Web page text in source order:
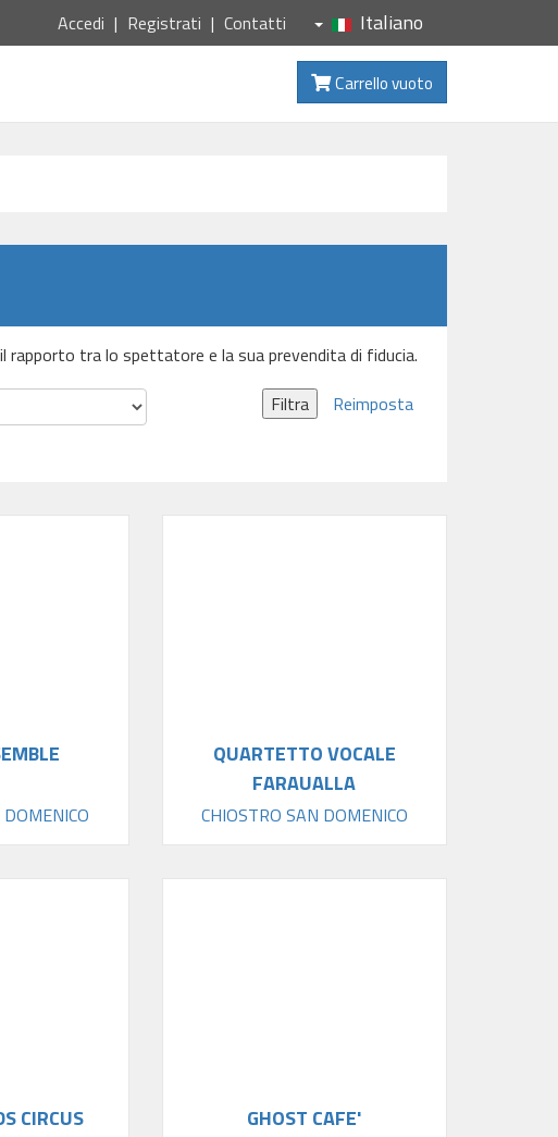
Accedi Registrati Contatti Italiano
Carrello vuoto
rapporto tra lo spettatore e la sua prevendita di fiducia.
Filtra Reimposta
QUARTETTO VOCALE
FARAUALLA
CHIOSTRO SAN DOMENICO
CIRCUS GHOST CAFE'